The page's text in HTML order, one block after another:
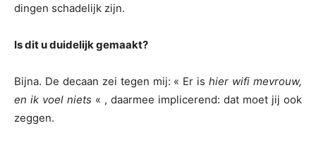
dingen schadelijk zijn.
Is dit u duidelijk gemaakt?
Bijna. De decaan zei tegen mij: « Er ishier wifi mevrouw,
en ik voel niets « , daarmee implicerend: dat moet jij ook
zeggen.